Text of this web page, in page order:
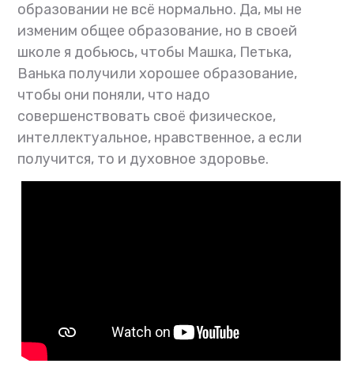
образовании не всё нормально. Да, мы не
изменим общее образование, но в своей
школе я добьюсь, чтобы Машка, Петька,
Ванька получили хорошее образование,
чтобы они поняли, что надо
совершенствовать своё физическое,
интеллектуальное, нравственное, а если
получится, то и духовное здоровье.